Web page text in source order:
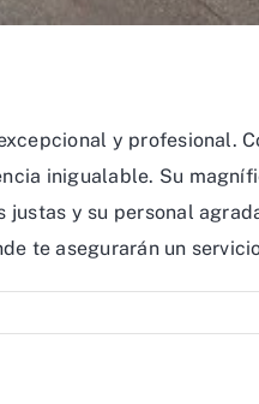
y profesional.
inigualable. Su
y su personal
te asegurarán un